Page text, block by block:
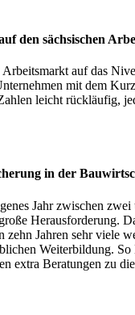
den sächsischen
auf das
mit dem
leicht rückläufig,
in der
Jahr zwischen
Herausforderung.
Jahren sehr
Weiterbildung.
extra Beratungen zu